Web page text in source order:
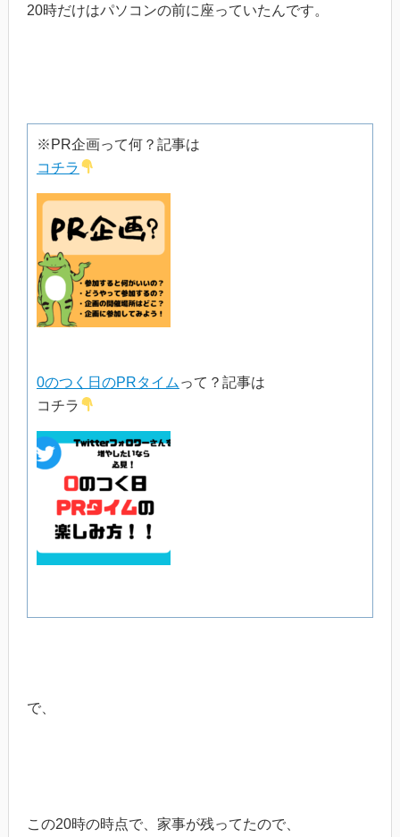
20時だけはパソコンの前に座っていたんです。
※PR企画って何？記事は
コチラ
0のつく日のPRタイム って？記事は
コチラ
で、
この20時の時点で、家事が残ってたので、